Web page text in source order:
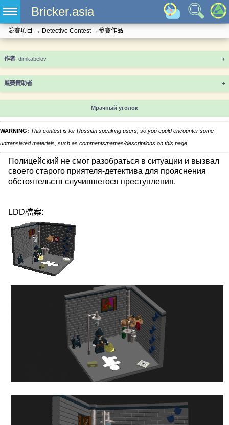
Bricker.asia
競賽項目 → Detective Contest→參賽作品
+
競賽贊助者 +
Мрачный уголок
WARNING: This contest is for Russian speaking users, so you could encounter some
untranslated materials, such as comments/names/descriptions on this page.
Полицейский не смог разобраться в ситуации и вызвал
своего старого приятеля-детектива для прояснения
обстоятельств случившегося преступления.
LDD檔案: